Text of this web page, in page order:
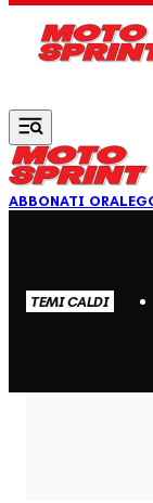
ABBONATI ORA
TEMI CALDI